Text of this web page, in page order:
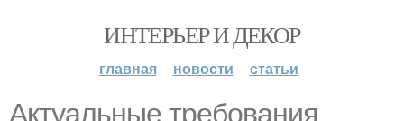
ИНТЕРЬЕР И ДЕКОР
главная новости статьи
Актуальные требования